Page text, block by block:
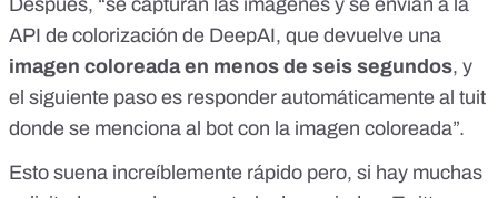
Después, “se capturan las imágenes y se envían a la
API de colorización de DeepAI, que devuelve una
imagen coloreada en menos de seis segundos, y
el siguiente paso es responder automáticamente al tuit
donde se menciona al bot con la imagen coloreada”.
Esto suena increíblemente rápido pero, si hay muchas